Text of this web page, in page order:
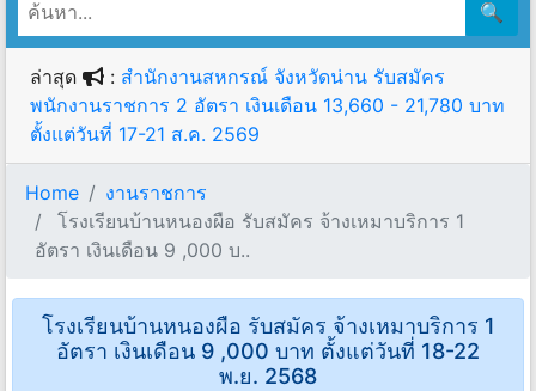
🔍
ล่าสุด : สำนักงานสหกรณ์ จังหวัดน่าน รับสมัคร
พนักงานราชการ 2 อัตรา เงินเดือน 13,660 - 21,780 บาท
ตั้งแต่วันที่ 17-21 ส.ค. 2569
Home
งานราชการ
โรงเรียนบ้านหนองผือ รับสมัคร จ้างเหมาบริการ 1
อัตรา เงินเดือน 9 ,000 บ..
โรงเรียนบ้านหนองผือ รับสมัคร จ้างเหมาบริการ 1
อัตรา เงินเดือน 9 ,000 บาท ตั้งแต่วันที่ 18-22
พ.ย. 2568